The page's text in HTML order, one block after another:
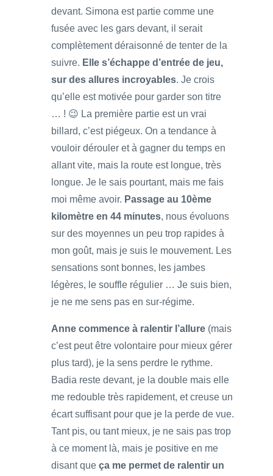
devant. Simona est partie comme une
fusée avec les gars devant, il serait
complètement déraisonné de tenter de la
suivre. Elle s’échappe d’entrée de jeu,
sur des allures incroyables. Je crois
qu’elle est motivée pour garder son titre
… ! 😉 La première partie est un vrai
billard, c’est piégeux. On a tendance à
vouloir dérouler et à gagner du temps en
allant vite, mais la route est longue, très
longue. Je le sais pourtant, mais me fais
moi même avoir. Passage au 10ème
kilomètre en 44 minutes, nous évoluons
sur des moyennes un peu trop rapides à
mon goût, mais je suis le mouvement. Les
sensations sont bonnes, les jambes
légères, le souffle régulier … Je suis bien,
je ne me sens pas en sur-régime.
Anne commence à ralentir l’allure (mais
c’est peut être volontaire pour mieux gérer
plus tard), je la sens perdre le rythme.
Badia reste devant, je la double mais elle
me redouble très rapidement, et creuse un
écart suffisant pour que je la perde de vue.
Tant pis, ou tant mieux, je ne sais pas trop
à ce moment là, mais je positive en me
disant que ça me permet de ralentir un